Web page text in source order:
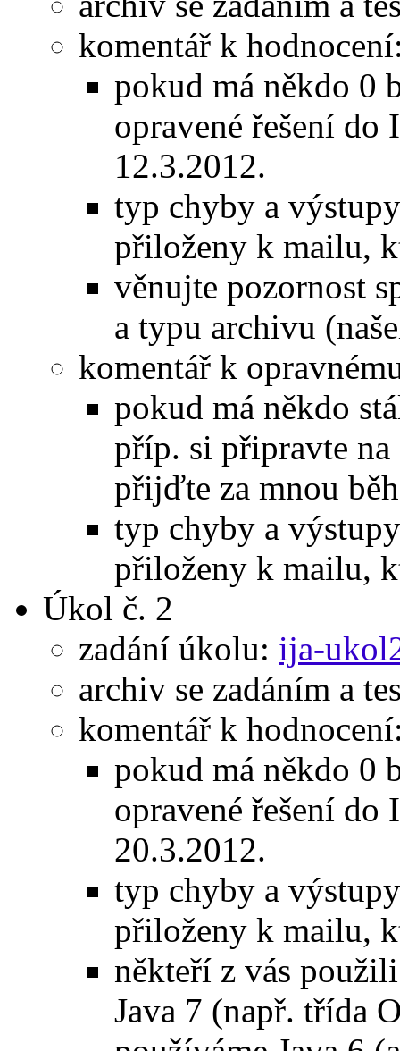
komentář k
pokud má někdo 0
opravené řešení do
12.3.2012.
typ chyby a
přiloženy k mailu,
věnujte pozornost
a typu archivu
komentář k
pokud má někdo
příp. si připravte na
přijďte za mnou
typ chyby a
přiloženy k mailu,
Úkol č. 2
zadání úkolu: ija-
archiv se zadáním a
komentář k
pokud má někdo 0
opravené řešení do
20.3.2012.
typ chyby a
přiloženy k mailu,
někteří z vás
Java 7 (např. třída